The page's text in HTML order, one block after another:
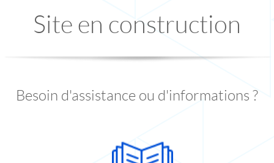
Site en construction
Besoin d'assistance ou d'informations ?